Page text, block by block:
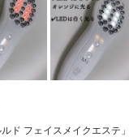
ド フェイスメイクエステ」